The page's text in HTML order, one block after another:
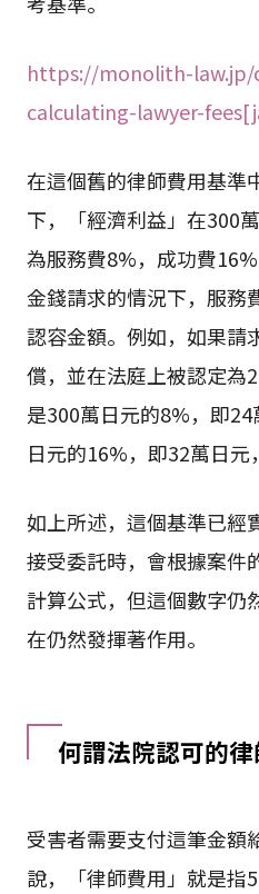
https://monolith-law.jp/
calculating-lawyer-
在這個舊的律師費用基準
下，「經濟利益」在300
為服務費8%，成功費
金錢請求的情況下，服務
認容金額。例如，如果請
償，並在法庭上被認定為
是300萬日元的8%，即
日元的16%，即32萬日元
如上所述，這個基準已經
接受委託時，會根據案件
計算公式，但這個數字仍
在仍然發揮著作用。
何謂法院認可的
受害者需要支付這筆金額
說，「律師費用」就是指